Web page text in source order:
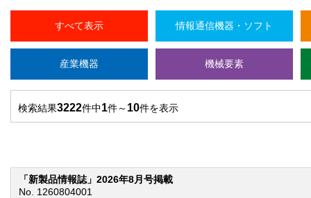
すべて表示 情報通信機器・ソフト
産業機器 機械要素
検索結果3222件中1件～ 10件を表示
「新製品情報誌」2026年8月号掲載
No. 1260804001